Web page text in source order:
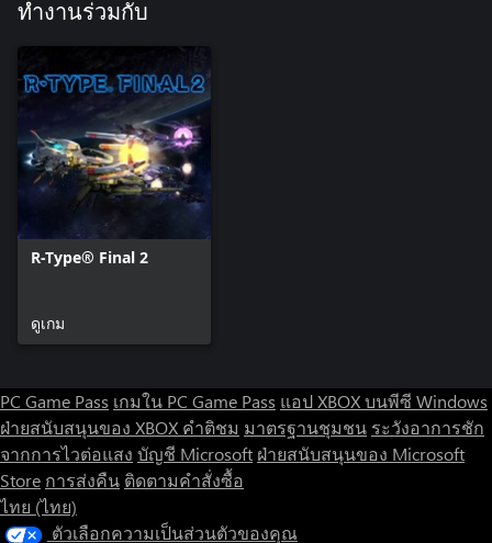
ทำงานร่วมกับ
R-Type® Final 2
ดูเกม
PC Game Pass เกมใน PC Game Pass แอป XBOX บนพีซี Windows
ฝ่ายสนับสนุนของ XBOX คำติชม มาตรฐานชุมชน ระวังอาการชัก
จากการไวต่อแสง บัญชี Microsoft ฝ่ายสนับสนุนของ Microsoft
Store การส่งคืน ติดตามคำสั่งซื้อ
ไทย (ไทย)
ตัวเลือกความเป็นส่วนตัวของคุณ